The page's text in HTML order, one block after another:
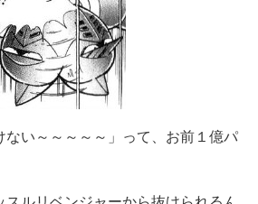
ない～～～～～」って、お前１億パ